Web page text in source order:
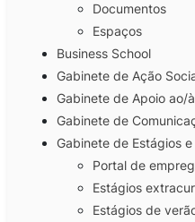
Investigação e
Eco-Escola &
Observatórios
Documentos
Espaços
Business School
Gabinete de Ação
Gabinete de Apoio ao/
Gabinete de
Gabinete de Estágios
Portal de
Estágios
Estágios de